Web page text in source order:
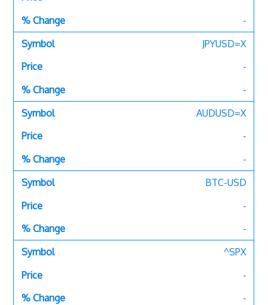
-
JPYUSD=X
-
-
AUDUSD=X
-
-
BTC-USD
-
-
^SPX
-
-